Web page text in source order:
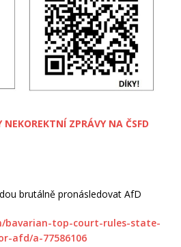
ZPRÁVY NA ČSFD
brutálně pronásledovat AfD
bavarian-top-court-rules-state-
afd/a-77586106